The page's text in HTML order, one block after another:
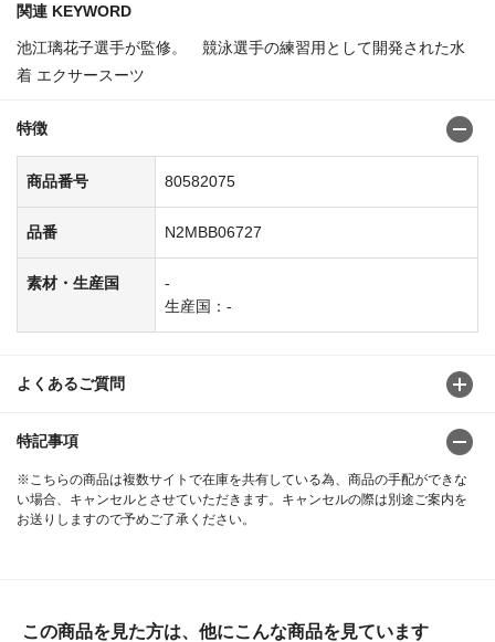
関連 KEYWORD
池江璃花子選手が監修。 競泳選手の練習用として開発された水
着 エクサースーツ
特徴
商品番号 80582075
品番 N2MBB06727
素材・生産国
-
生産国：-
よくあるご質問
特記事項
※こちらの商品は複数サイトで在庫を共有している為、商品の手配ができな
い場合、キャンセルとさせていただきます。キャンセルの際は別途ご案内を
お送りしますので予めご了承ください。
この商品を見た方は、他にこんな商品を見ています